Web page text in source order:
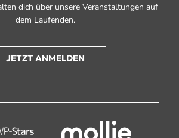
dich über unsere Veranstaltungen auf
dem Laufenden.
JETZT ANMELDEN